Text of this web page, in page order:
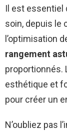
Il est essentiel
soin, depuis le
l’optimisation
rangement
proportionnés.
esthétique et
pour créer un
N’oubliez pas